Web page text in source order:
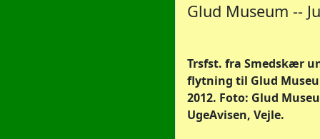
Glud Museum --
Trsfst. fra Smedskær
flytning til Glud
2012. Foto: Glud
UgeAvisen, Vejle.